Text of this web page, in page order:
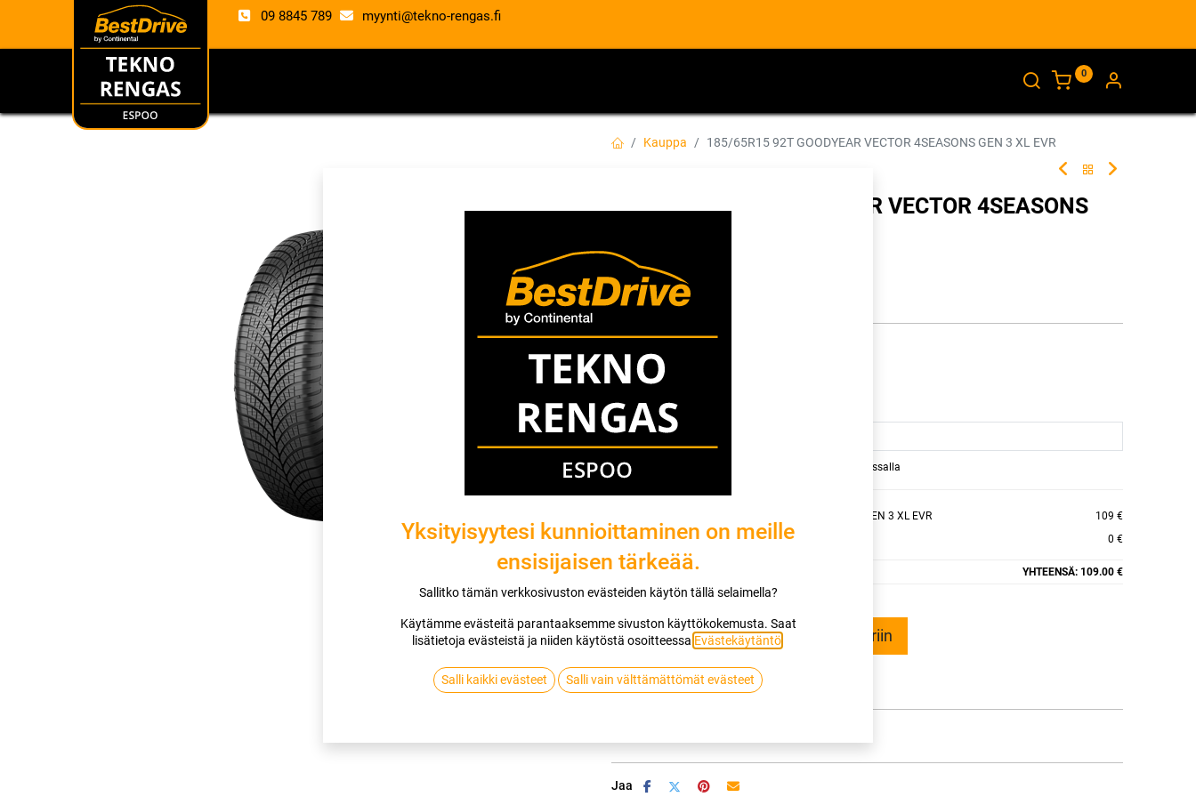
09 8845 789 myynti@tekno-rengas.fi
0
Kauppa 185/65R15 92T GOODYEAR VECTOR 4SEASONS GEN 3 XL EVR
185/65R15 92T GOODYEAR VECTOR 4SEASONS
EAN:5452000726766
109,00€/ kpl
Toimitusaika:
Asennuspalvelu
Mikäli valitset asennuksen, pääset varaamaan ajan kassalla
X 185/65R15 92T GOODYEAR VECTOR 4SEASONS GEN 3 XL EVR
109 €
EI ASENNUSTA
0 €
YHTEENSÄ: 109.00 €
Lisää ostoskoriin
Vertaa Lisää toivelistalle
Jaa
Yksityisyytesi kunnioittaminen on meille
ensisijaisen tärkeää.
Sallitko tämän verkkosivuston evästeiden käytön tällä selaimella?
Käytämme evästeitä parantaaksemme sivuston käyttökokemusta. Saat
lisätietoja evästeistä ja niiden käytöstä osoitteessa Evästekäytäntö.
Salli kaikki evästeet Salli vain välttämättömät evästeet